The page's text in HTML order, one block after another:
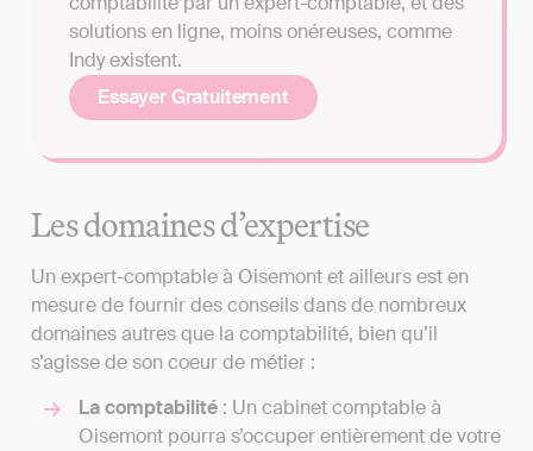
solutions en ligne, moins onéreuses, comme
Indy existent.
Essayer Gratuitement
Les domaines d’expertise
Un expert-comptable à Oisemont et ailleurs est en
mesure de fournir des conseils dans de nombreux
domaines autres que la comptabilité, bien qu’il
s’agisse de son coeur de métier :
La comptabilité : Un cabinet comptable à
Oisemont pourra s’occuper entièrement de votre